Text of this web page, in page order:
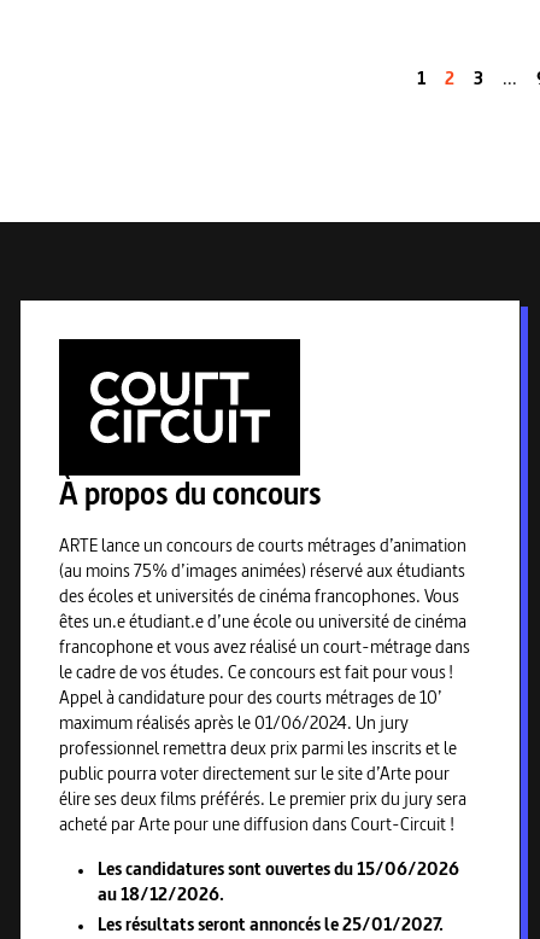
1 2 3 ...
À propos du concours
ARTE lance un concours de courts métrages d’animation
(au moins 75% d’images animées) réservé aux étudiants
des écoles et universités de cinéma francophones. Vous
êtes un.e étudiant.e d’une école ou université de cinéma
francophone et vous avez réalisé un court-métrage dans
le cadre de vos études. Ce concours est fait pour vous !
Appel à candidature pour des courts métrages de 10’
maximum réalisés après le 01/06/2024. Un jury
professionnel remettra deux prix parmi les inscrits et le
public pourra voter directement sur le site d’Arte pour
élire ses deux films préférés. Le premier prix du jury sera
acheté par Arte pour une diffusion dans Court-Circuit !
Les candidatures sont ouvertes du 15/06/2026
au 18/12/2026.
Les résultats seront annoncés le 25/01/2027.